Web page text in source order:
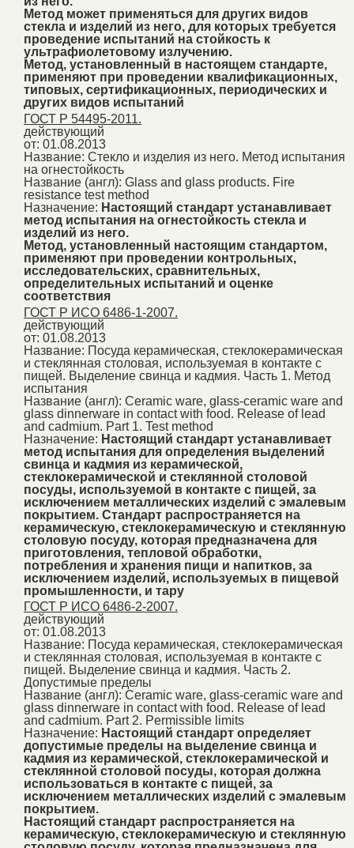
Метод может применяться для других видов
стекла и изделий из него, для которых требуется
проведение испытаний на стойкость к
ультрафиолетовому излучению.
Метод, установленный в настоящем стандарте,
применяют при проведении квалификационных,
типовых, сертификационных, периодических и
других видов испытаний
ГОСТ Р 54495-2011.
действующий
от: 01.08.2013
Название: Стекло и изделия из него. Метод испытания
на огнестойкость
Название (англ): Glass and glass products. Fire
resistance test method
Назначение: Настоящий стандарт устанавливает
метод испытания на огнестойкость стекла и
изделий из него.
Метод, установленный настоящим стандартом,
применяют при проведении контрольных,
исследовательских, сравнительных,
определительных испытаний и оценке
соответствия
ГОСТ Р ИСО 6486-1-2007.
действующий
от: 01.08.2013
Название: Посуда керамическая, стеклокерамическая
и стеклянная столовая, используемая в контакте с
пищей. Выделение свинца и кадмия. Часть 1. Метод
испытания
Название (англ): Ceramic ware, glass-ceramic ware and
glass dinnerware in contact with food. Release of lead
and cadmium. Part 1. Test method
Назначение: Настоящий стандарт устанавливает
метод испытания для определения выделений
свинца и кадмия из керамической,
стеклокерамической и стеклянной столовой
посуды, используемой в контакте с пищей, за
исключением металлических изделий с эмалевым
покрытием. Стандарт распространяется на
керамическую, стеклокерамическую и стеклянную
столовую посуду, которая предназначена для
приготовления, тепловой обработки,
потребления и хранения пищи и напитков, за
исключением изделий, используемых в пищевой
промышленности, и тару
ГОСТ Р ИСО 6486-2-2007.
действующий
от: 01.08.2013
Название: Посуда керамическая, стеклокерамическая
и стеклянная столовая, используемая в контакте с
пищей. Выделение свинца и кадмия. Часть 2.
Допустимые пределы
Название (англ): Ceramic ware, glass-ceramic ware and
glass dinnerware in contact with food. Release of lead
and cadmium. Part 2. Permissible limits
Назначение: Настоящий стандарт определяет
допустимые пределы на выделение свинца и
кадмия из керамической, стеклокерамической и
стеклянной столовой посуды, которая должна
использоваться в контакте с пищей, за
исключением металлических изделий с эмалевым
покрытием.
Настоящий стандарт распространяется на
керамическую, стеклокерамическую и стеклянную